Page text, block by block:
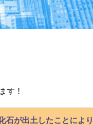
す！
が出土したことによ